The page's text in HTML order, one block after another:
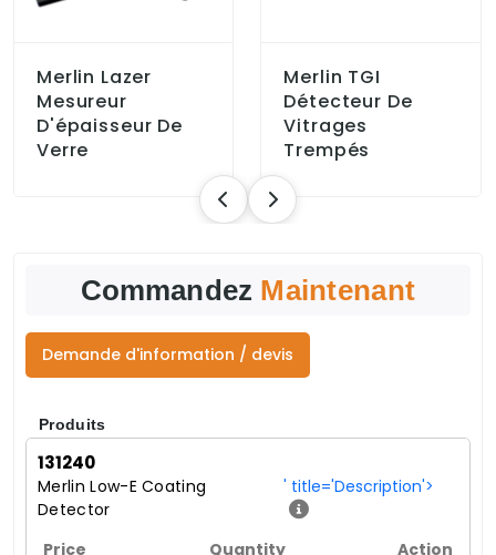
Merlin Lazer
Mesureur
D'épaisseur De
Verre
Merlin TGI
Détecteur De
Vitrages
Trempés
Commandez Maintenant
Demande d'information / devis
Produits
131240
Merlin Low-E Coating
Detector
' title='Description'>